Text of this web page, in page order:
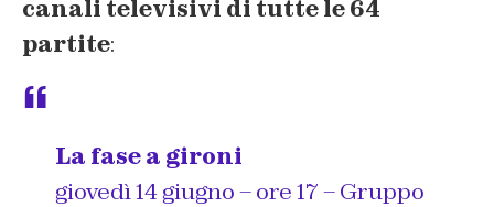
canali televisivi di tutte le 64
partite:
La fase a gironi
giovedì 14 giugno – ore 17 – Gruppo